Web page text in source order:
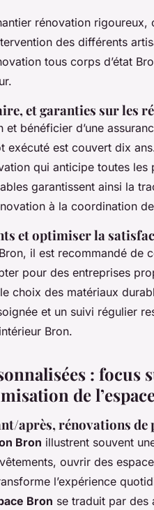
rénovation rigoureux,
des différents
tous corps d’état
et garanties sur les
bénéficier d’une
exécuté est couvert dix
qui anticipe toutes les
garantissent ainsi la
à la coordination
et optimiser la
il est recommandé de
pour des entreprises
choix des matériaux
et un suivi régulier
Bron.
: focus
de
après, rénovations de
Bron illustrent souvent
ouvrir des
l’expérience
Bron se traduit par des